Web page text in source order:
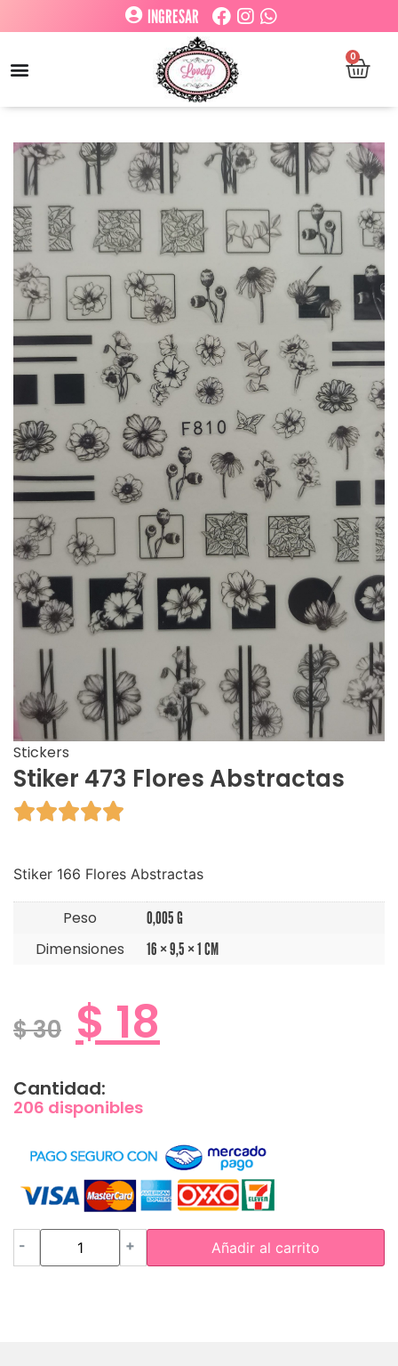
INGRESAR
0
Stickers
Stiker 473 Flores Abstractas

Stiker 166 Flores Abstractas
Peso 0,005 G
Dimensiones 16 × 9,5 × 1 CM
$30 $18
Cantidad:
206 disponibles
- + Añadir al carrito